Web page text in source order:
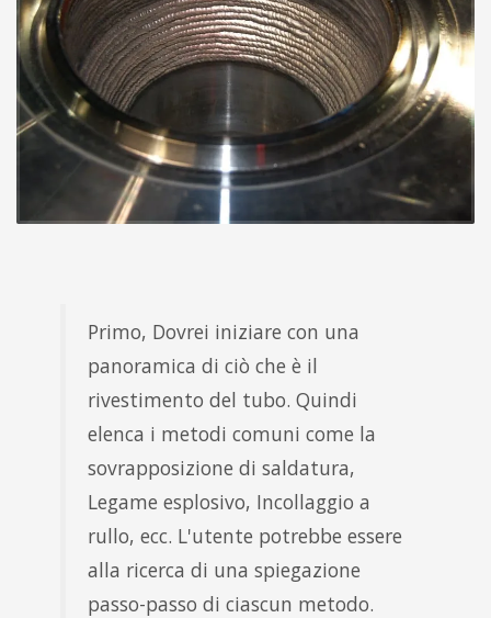
Primo, Dovrei iniziare con una
panoramica di ciò che è il
rivestimento del tubo. Quindi
elenca i metodi comuni come la
sovrapposizione di saldatura,
Legame esplosivo, Incollaggio a
rullo, ecc. L'utente potrebbe essere
alla ricerca di una spiegazione
passo-passo di ciascun metodo.